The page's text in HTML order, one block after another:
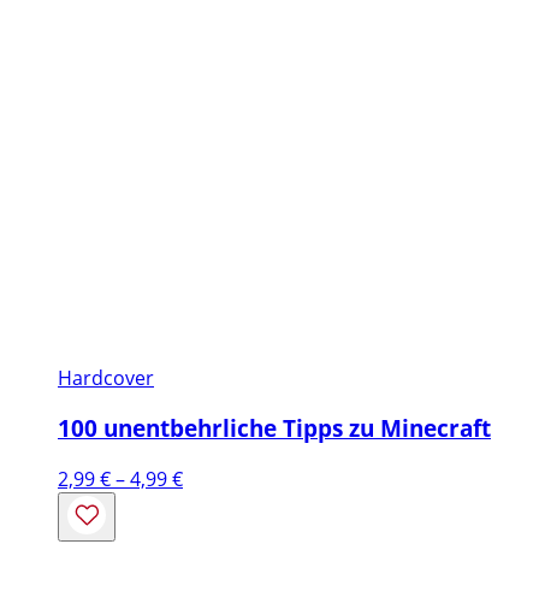
Hardcover
100 unentbehrliche Tipps zu Minecraft
2,99€–4,99€Preisspanne: